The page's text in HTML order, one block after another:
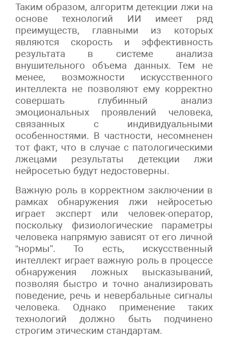
Таким образом, алгоритм детекции лжи на
основе технологий ИИ имеет ряд
преимуществ, главными из которых
являются скорость и эффективность
результата в системе анализа
внушительного объема данных. Тем не
менее, возможности искусственного
интеллекта не позволяют ему корректно
совершать глубинный анализ
эмоциональных проявлений человека,
связанных с индивидуальными
особенностями. В частности, несомненен
тот факт, что в случае с патологическими
лжецами результаты детекции лжи
нейросетью будут недостоверны.
Важную роль в корректном заключении в
рамках обнаружения лжи нейросетью
играет эксперт или человек-оператор,
поскольку физиологические параметры
человека напрямую зависят от его личной
“нормы”. То есть, искусственный
интеллект играет важную роль в процессе
обнаружения ложных высказываний,
позволяя быстро и точно анализировать
поведение, речь и невербальные сигналы
человека. Однако применение таких
технологий должно быть подчинено
строгим этическим стандартам.